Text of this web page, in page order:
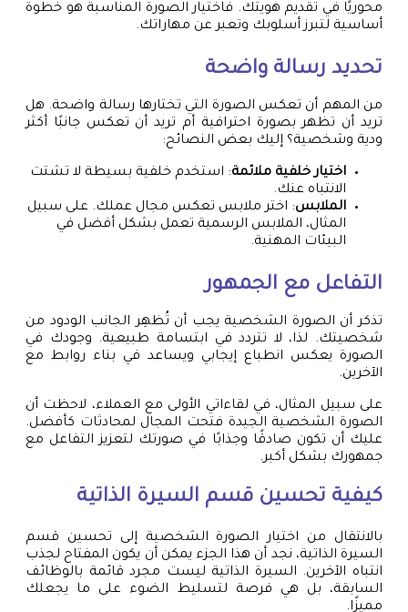
محوريًا في تقديم هويتك. فاختيار الصورة المناسبة هو خطوة
أساسية لتبرز أسلوبك وتعبر عن مهاراتك.
تحديد رسالة واضحة
من المهم أن تعكس الصورة التي تختارها رسالة واضحة. هل
تريد أن تظهر بصورة احترافية أم تريد أن تعكس جانبًا أكثر
ودية وشخصية؟ إليك بعض النصائح:
اختيار خلفية ملائمة: استخدم خلفية بسيطة لا تشتت
الانتباه عنك.
الملابس: اختر ملابس تعكس مجال عملك. على سبيل
المثال، الملابس الرسمية تعمل بشكل أفضل في
البيئات المهنية.
التفاعل مع الجمهور
تذكر أن الصورة الشخصية يجب أن تُظهِر الجانب الودود من
شخصيتك. لذا، لا تتردد في ابتسامة طبيعية. وجودك في
الصورة يعكس انطباع إيجابي ويساعد في بناء روابط مع
الآخرين.
على سبيل المثال، في لقاءاتي الأولى مع العملاء، لاحظت أن
الصورة الشخصية الجيدة فتحت المجال لمحادثات كأفضل.
عليك أن تكون صادقًا وجذابًا في صورتك لتعزيز التفاعل مع
جمهورك بشكل أكبر.
كيفية تحسين قسم السيرة الذاتية
بالانتقال من اختيار الصورة الشخصية إلى تحسين قسم
السيرة الذاتية، نجد أن هذا الجزء يمكن أن يكون المفتاح لجذب
انتباه الآخرين. السيرة الذاتية ليست مجرد قائمة بالوظائف
السابقة، بل هي فرصة لتسليط الضوء على ما يجعلك
مميزًا.